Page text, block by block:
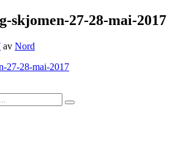
skjomen-27-28-mai-2017
av Nord
27-28-mai-2017